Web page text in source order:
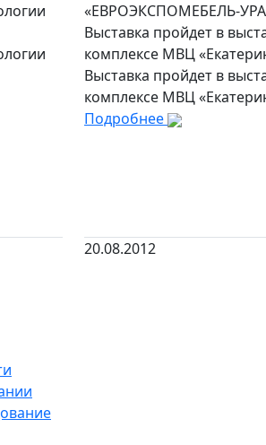
«ЕВРОЭКСПОМЕБЕЛЬ-
Выставка пройдет в
комплексе МВЦ
Выставка пройдет в
комплексе МВЦ
Подробнее
20.08.2012